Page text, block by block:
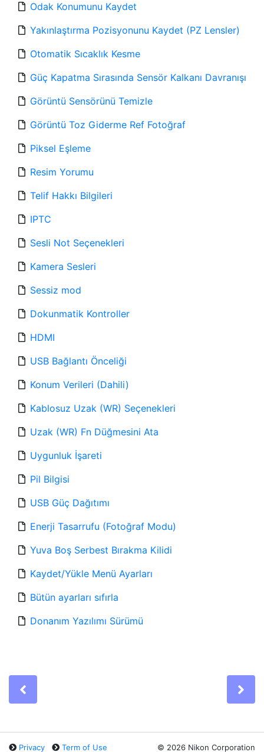
Odak Konumunu Kaydet
Yakınlaştırma Pozisyonunu Kaydet (PZ Lensler)
Otomatik Sıcaklık Kesme
Güç Kapatma Sırasında Sensör Kalkanı Davranışı
Görüntü Sensörünü Temizle
Görüntü Toz Giderme Ref Fotoğraf
Piksel Eşleme
Resim Yorumu
Telif Hakkı Bilgileri
IPTC
Sesli Not Seçenekleri
Kamera Sesleri
Sessiz mod
Dokunmatik Kontroller
HDMI
USB Bağlantı Önceliği
Konum Verileri (Dahili)
Kablosuz Uzak (WR) Seçenekleri
Uzak (WR) Fn Düğmesini Ata
Uygunluk İşareti
Pil Bilgisi
USB Güç Dağıtımı
Enerji Tasarrufu (Fotoğraf Modu)
Yuva Boş Serbest Bırakma Kilidi
Kaydet/Yükle Menü Ayarları
Bütün ayarları sıfırla
Donanım Yazılımı Sürümü
Privacy Term of Use © 2026 Nikon Corporation